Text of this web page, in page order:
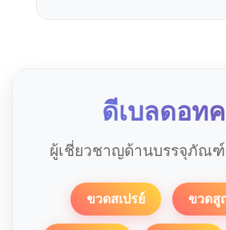
ดีเบลดอท
ผู้เชี่ยวชาญด้านบรรจุภัณฑ์
ขวดสเปรย์ ขวดสู